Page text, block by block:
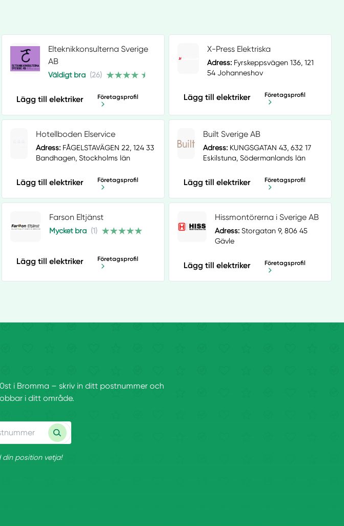
Elteknikkonsulterna Sverige
AB
Väldigt bra (26)
Lägg till elektriker Företagsprofil
X-Press Elektriska
Adress: Fyrskeppsvägen 136, 121
54 Johanneshov
Lägg till elektriker Företagsprofil
Hotellboden Elservice
Adress:FÅGELSTAVÄGEN 22, 124 33
Bandhagen, Stockholms län
Lägg till elektriker Företagsprofil
Built Sverige AB
Adress:KUNGSGATAN 43, 632 17
Eskilstuna, Södermanlands län
Lägg till elektriker Företagsprofil
Farson Eltjänst
Mycket bra (1)
Lägg till elektriker Företagsprofil
Hissmontörerna i Sverige AB
Adress:Storgatan 9, 806 45
Gävle
Lägg till elektriker Företagsprofil
i Bromma – skriv in ditt postnummer och
i ditt område.
din position vetja!